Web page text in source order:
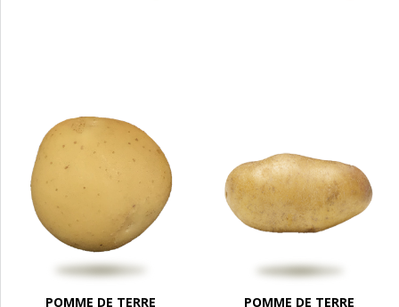
POMME DE TERRE
POMME DE TERRE